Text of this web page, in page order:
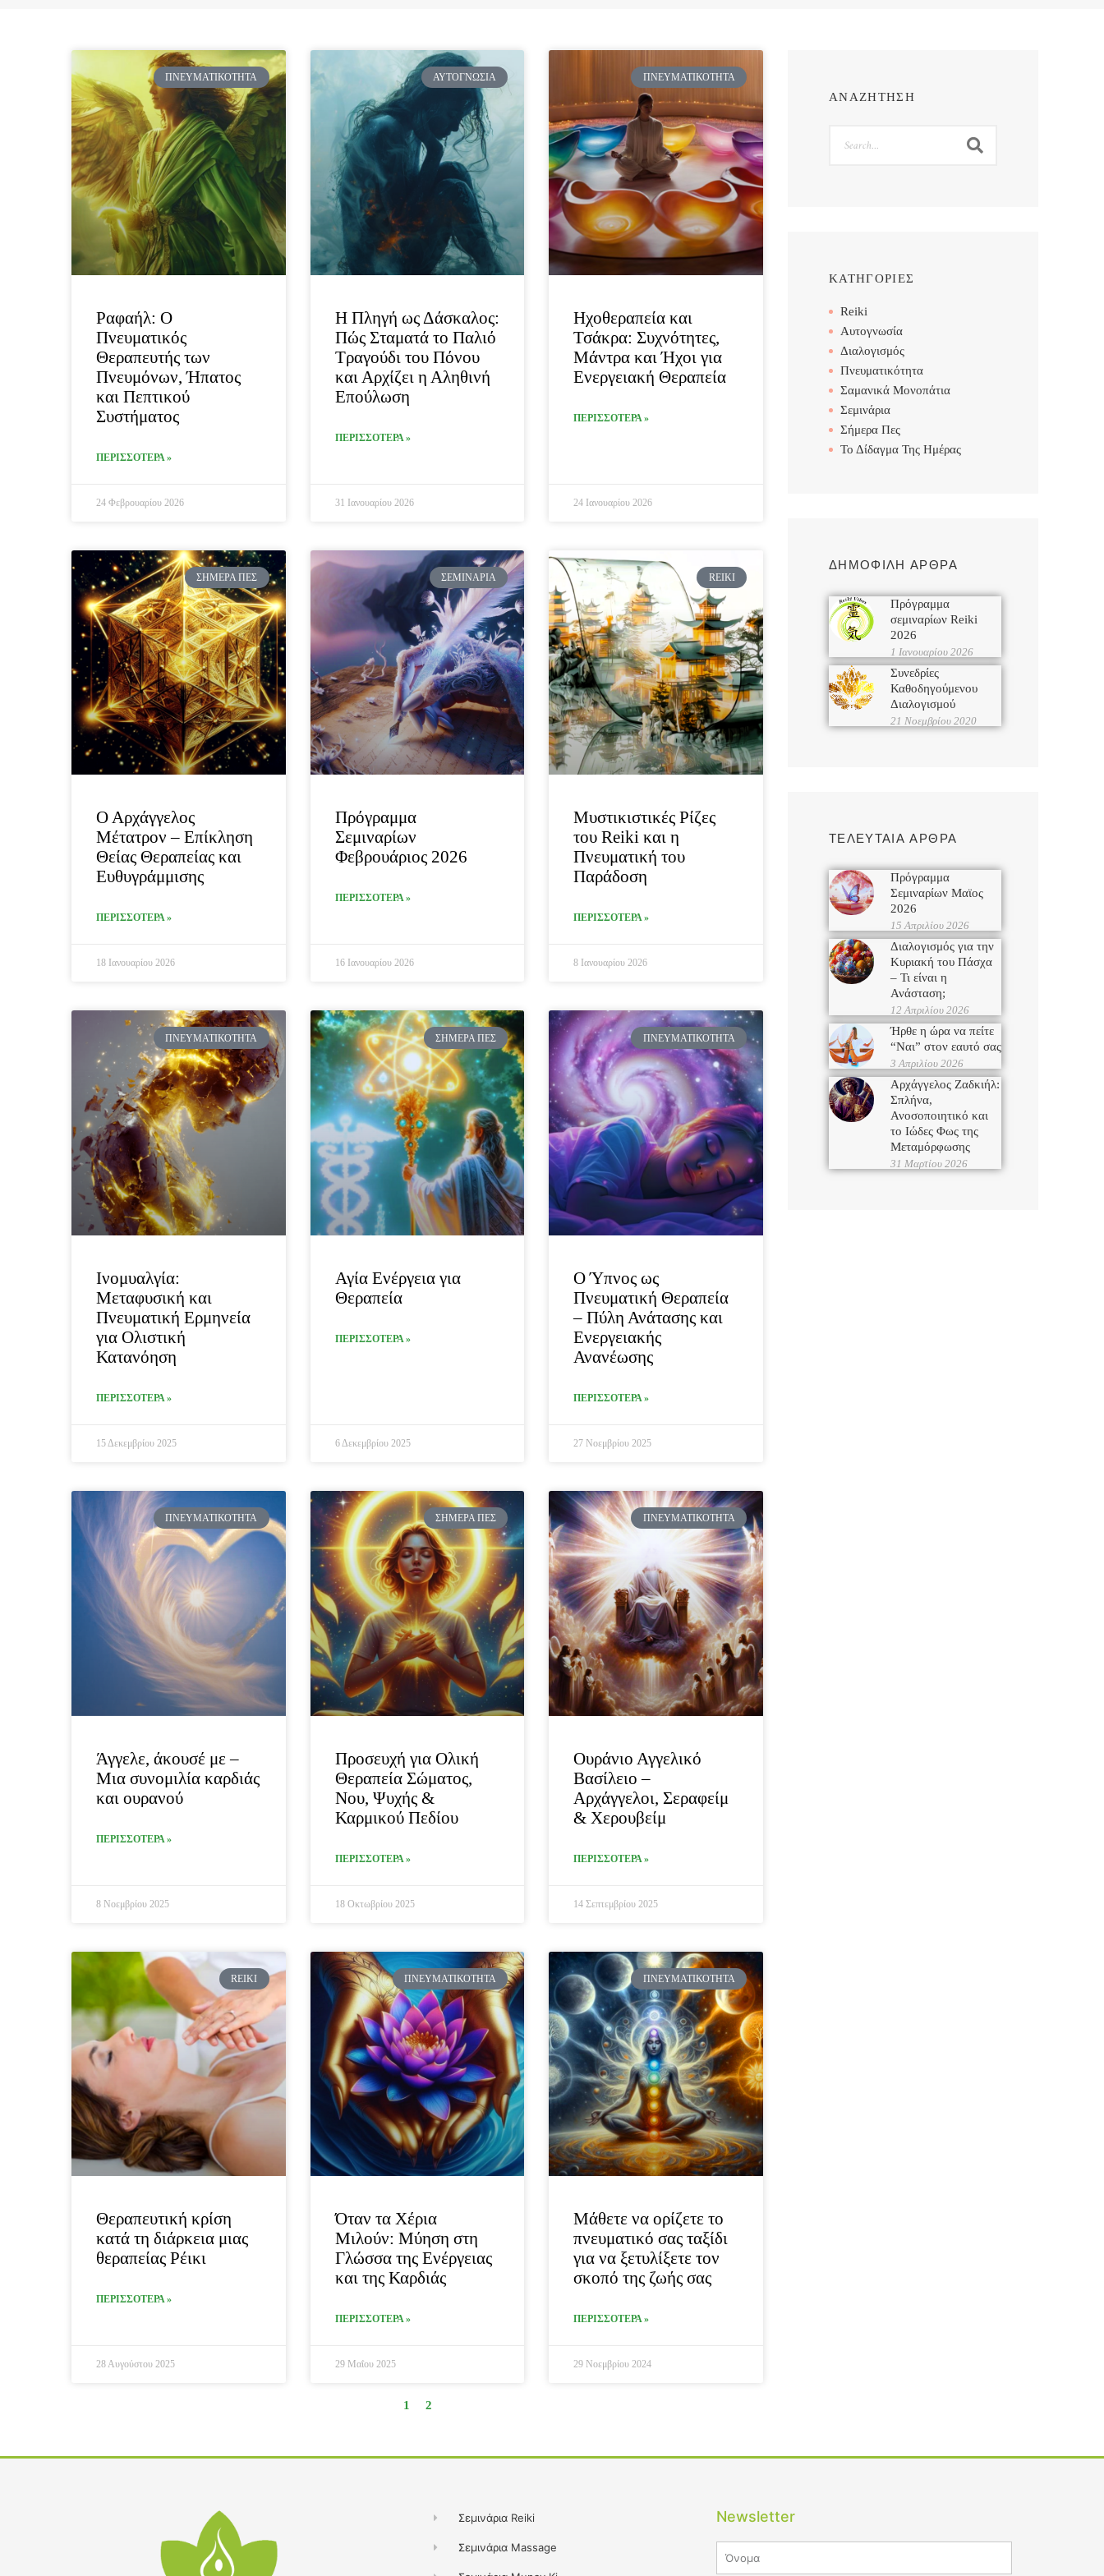
ΠΝΕΥΜΑΤΙΚΌΤΗΤΑ
Ραφαήλ: Ο
Πνευματικός
Θεραπευτής των
Πνευμόνων, Ήπατος
και Πεπτικού
Συστήματος
ΠΕΡΙΣΣΟΤΕΡΑ »
24 Φεβρουαρίου 2026
ΑΥΤΟΓΝΩΣΊΑ
Η Πληγή ως Δάσκαλος:
Πώς Σταματά το Παλιό
Τραγούδι του Πόνου
και Αρχίζει η Αληθινή
Επούλωση
ΠΕΡΙΣΣΟΤΕΡΑ »
31 Ιανουαρίου 2026
ΠΝΕΥΜΑΤΙΚΌΤΗΤΑ
Ηχοθεραπεία και
Τσάκρα: Συχνότητες,
Μάντρα και Ήχοι για
Ενεργειακή Θεραπεία
ΠΕΡΙΣΣΟΤΕΡΑ »
24 Ιανουαρίου 2026
ΣΉΜΕΡΑ ΠΕΣ
Ο Αρχάγγελος
Μέτατρον – Επίκληση
Θείας Θεραπείας και
Ευθυγράμμισης
ΠΕΡΙΣΣΟΤΕΡΑ »
18 Ιανουαρίου 2026
ΣΕΜΙΝΆΡΙΑ
Πρόγραμμα
Σεμιναρίων
Φεβρουάριος 2026
ΠΕΡΙΣΣΟΤΕΡΑ »
16 Ιανουαρίου 2026
REIKI
Μυστικιστικές Ρίζες
του Reiki και η
Πνευματική του
Παράδοση
ΠΕΡΙΣΣΟΤΕΡΑ »
8 Ιανουαρίου 2026
ΠΝΕΥΜΑΤΙΚΌΤΗΤΑ
Ινομυαλγία:
Μεταφυσική και
Πνευματική Ερμηνεία
για Ολιστική
Κατανόηση
ΠΕΡΙΣΣΟΤΕΡΑ »
15 Δεκεμβρίου 2025
ΣΉΜΕΡΑ ΠΕΣ
Αγία Ενέργεια για
Θεραπεία
ΠΕΡΙΣΣΟΤΕΡΑ »
6 Δεκεμβρίου 2025
ΠΝΕΥΜΑΤΙΚΌΤΗΤΑ
Ο Ύπνος ως
Πνευματική Θεραπεία
– Πύλη Ανάτασης και
Ενεργειακής
Ανανέωσης
ΠΕΡΙΣΣΟΤΕΡΑ »
27 Νοεμβρίου 2025
ΠΝΕΥΜΑΤΙΚΌΤΗΤΑ
Άγγελε, άκουσέ με –
Μια συνομιλία καρδιάς
και ουρανού
ΠΕΡΙΣΣΟΤΕΡΑ »
8 Νοεμβρίου 2025
ΣΉΜΕΡΑ ΠΕΣ
Προσευχή για Ολική
Θεραπεία Σώματος,
Νου, Ψυχής &
Καρμικού Πεδίου
ΠΕΡΙΣΣΟΤΕΡΑ »
18 Οκτωβρίου 2025
ΠΝΕΥΜΑΤΙΚΌΤΗΤΑ
Ουράνιο Αγγελικό
Βασίλειο –
Αρχάγγελοι, Σεραφείμ
& Χερουβείμ
ΠΕΡΙΣΣΟΤΕΡΑ »
14 Σεπτεμβρίου 2025
REIKI
Θεραπευτική κρίση
κατά τη διάρκεια μιας
θεραπείας Ρέικι
ΠΕΡΙΣΣΟΤΕΡΑ »
28 Αυγούστου 2025
ΠΝΕΥΜΑΤΙΚΌΤΗΤΑ
Όταν τα Χέρια
Μιλούν: Μύηση στη
Γλώσσα της Ενέργειας
και της Καρδιάς
ΠΕΡΙΣΣΟΤΕΡΑ »
29 Μαΐου 2025
ΠΝΕΥΜΑΤΙΚΌΤΗΤΑ
Μάθετε να ορίζετε το
πνευματικό σας ταξίδι
για να ξετυλίξετε τον
σκοπό της ζωής σας
ΠΕΡΙΣΣΟΤΕΡΑ »
29 Νοεμβρίου 2024
Page
1
Page
2
ΑΝΑΖΗΤΗΣΗ
ΚΑΤΗΓΟΡΙΕΣ
Reiki
Αυτογνωσία
Διαλογισμός
Πνευματικότητα
Σαμανικά Μονοπάτια
Σεμινάρια
Σήμερα Πες
Το Δίδαγμα Της Ημέρας
ΔΗΜΟΦΙΛΗ ΑΡΘΡΑ
Πρόγραμμα
σεμιναρίων Reiki
2026
1 Ιανουαρίου 2026
Συνεδρίες
Καθοδηγούμενου
Διαλογισμού
21 Νοεμβρίου 2020
ΤΕΛΕΥΤΑΙΑ ΑΡΘΡΑ
Πρόγραμμα
Σεμιναρίων Μαϊος
2026
15 Απριλίου 2026
Διαλογισμός για την
Κυριακή του Πάσχα
– Τι είναι η
Ανάσταση;
12 Απριλίου 2026
Ήρθε η ώρα να πείτε
“Ναι” στον εαυτό σας
3 Απριλίου 2026
Αρχάγγελος Ζαδκιήλ:
Σπλήνα,
Ανοσοποιητικό και
το Ιώδες Φως της
Μεταμόρφωσης
31 Μαρτίου 2026
Σεμινάρια Reiki
Σεμινάρια Massage
Newsletter
Name